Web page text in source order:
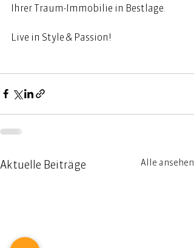
Ihrer Traum-Immobilie in Bestlage.
Live in Style & Passion!
Aktuelle Beiträge Alle ansehen